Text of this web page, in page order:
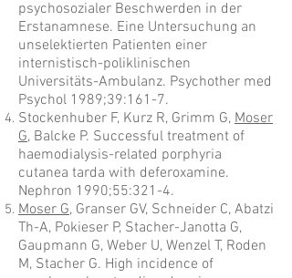
psychosozialer Beschwerden in der
Erstanamnese. Eine Untersuchung an
unselektierten Patienten einer
internistisch-poliklinischen
Universitäts-Ambulanz. Psychother med
Psychol 1989;39:161-7.
Stockenhuber F, Kurz R, Grimm G, Moser
G, Balcke P. Successful treatment of
haemodialysis-related porphyria
cutanea tarda with deferoxamine.
Nephron 1990;55:321-4.
Moser G, Granser GV, Schneider C, Abatzi
Th-A, Pokieser P, Stacher-Janotta G,
Gaupmann G, Weber U, Wenzel T, Roden
M, Stacher G. High incidence of